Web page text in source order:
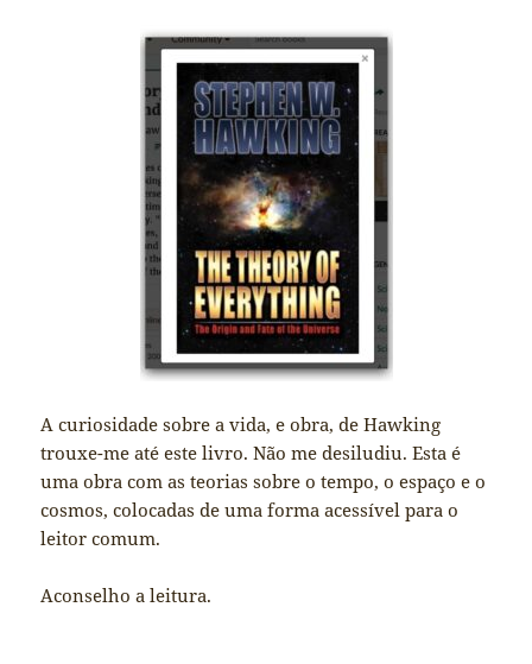
A curiosidade sobre a vida, e obra, de Hawking
trouxe-me até este livro. Não me desiludiu. Esta é
uma obra com as teorias sobre o tempo, o espaço e o
cosmos, colocadas de uma forma acessível para o
leitor comum.
Aconselho a leitura.